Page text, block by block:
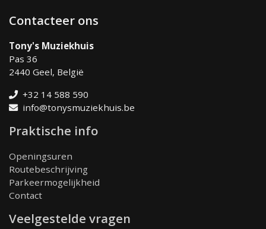
Contacteer ons
Tony's Muziekhuis
Pas 36
2440 Geel, België
+32 14 588 590
info@tonysmuziekhuis.be
Praktische info
Openingsuren
Routebeschrijving
Parkeermogelijkheid
Contact
Veelgestelde vragen